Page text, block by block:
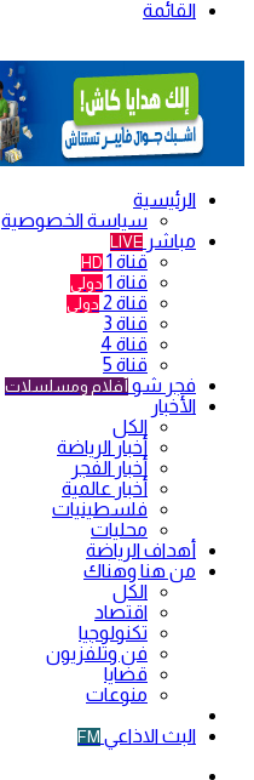
القائمة
الرئيسية
سياسة الخصوصية
مباشر LIVE
قناة 1 HD
قناة 1 دولي
قناة 2 دولي
قناة 3
قناة 4
قناة 5
فجر شو أفلام ومسلسلات
الأخبار
الكل
أخبار الرياضة
أخبار الفجر
أخبار عالمية
فلسطينيات
محليات
أهداف الرياضة
من هنا وهناك
الكل
اقتصاد
تكنولوجيا
فن وتلفزيون
قضايا
منوعات
البث الاذاعي FM